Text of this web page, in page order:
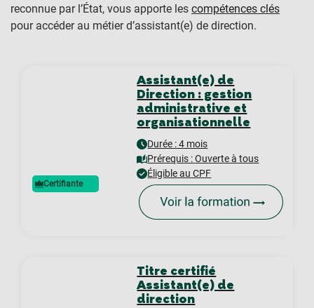
reconnue par l’État, vous apporte les compétences clés
pour accéder au métier d’assistant(e) de direction.
Certifiante
Assistant(e) de
Direction : gestion
administrative et
organisationnelle
Durée : 4 mois
Prérequis :Ouverte à tous
Éligible au CPF
Titre certifié
Assistant(e) de
direction